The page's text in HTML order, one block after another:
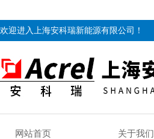
欢迎进入上海安科瑞新能源有限公司！
网站首页 关于我们